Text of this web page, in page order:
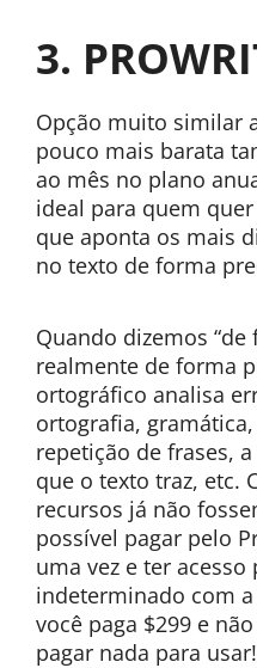
3.
Opção muito similar
pouco mais barata
ao mês no plano
ideal para quem
que aponta os mais
no texto de forma
Quando dizemos “de
realmente de forma
ortográfico analisa
ortografia,
repetição de frases,
que o texto traz, etc.
recursos já não
possível pagar pelo
uma vez e ter
indeterminado com a
você paga $299 e
pagar nada para usar!